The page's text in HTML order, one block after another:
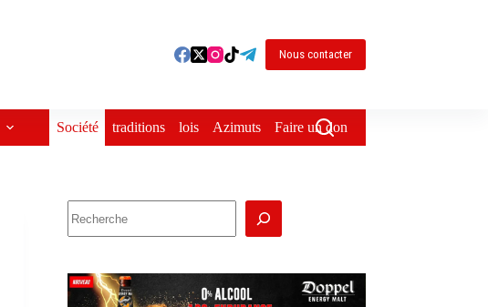
Nous contacter
Société traditions lois Azimuts Faire un don